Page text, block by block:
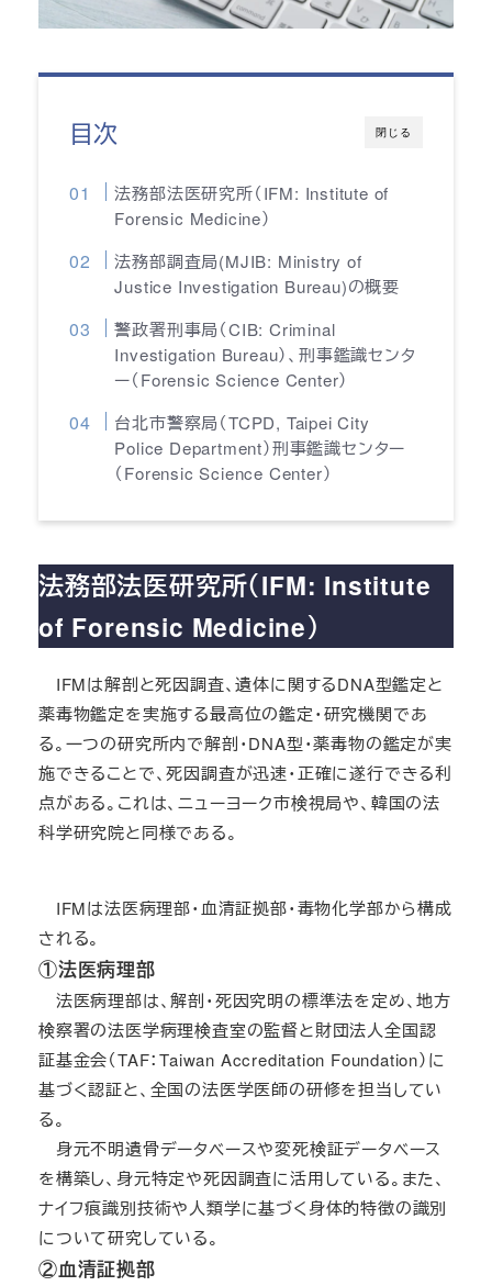
閉じる
目次
法務部法医研究所（IFM: Institute of
Forensic Medicine）
法務部調査局(MJIB: Ministry of
Justice Investigation Bureau)の概要
警政署刑事局（CIB: Criminal
Investigation Bureau）、刑事鑑識センタ
ー（Forensic Science Center）
台北市警察局（TCPD, Taipei City
Police Department）刑事鑑識センター
（Forensic Science Center）
法務部法医研究所（IFM: Institute
of Forensic Medicine）
IFMは解剖と死因調査、遺体に関するDNA型鑑定と
薬毒物鑑定を実施する最高位の鑑定・研究機関であ
る。一つの研究所内で解剖・DNA型・薬毒物の鑑定が実
施できることで、死因調査が迅速・正確に遂行できる利
点がある。これは、ニューヨーク市検視局や、韓国の法
科学研究院と同様である。
IFMは法医病理部・血清証拠部・毒物化学部から構成
される。
①法医病理部
法医病理部は、解剖・死因究明の標準法を定め、地方
検察署の法医学病理検査室の監督と財団法人全国認
証基金会（TAF：Taiwan Accreditation Foundation）に
基づく認証と、全国の法医学医師の研修を担当してい
る。
身元不明遺骨データベースや変死検証データベース
を構築し、身元特定や死因調査に活用している。また、
ナイフ痕識別技術や人類学に基づく身体的特徴の識別
について研究している。
②血清証拠部